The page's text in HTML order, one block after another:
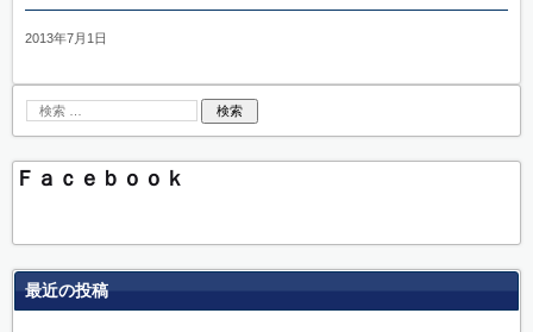
2013年7月1日
Ｆａｃｅｂｏｏｋ
最近の投稿